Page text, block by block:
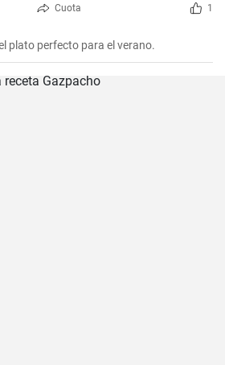
Cuota 1
plato perfecto para el verano.